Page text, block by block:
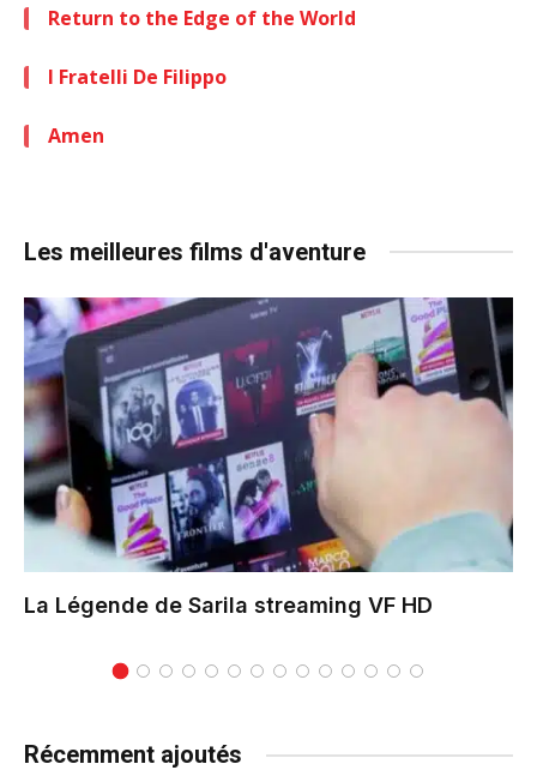
Return to the Edge of the World
I Fratelli De Filippo
Amen
Les meilleures films d'aventure
La Légende de Sarila streaming VF HD
Récemment ajoutés